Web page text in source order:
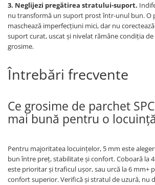
3. Neglijezi pregătirea stratului-suport.
nu transformă un suport prost într-unul bun. O
maschează imperfecțiuni mici, dar nu
suport curat, uscat și nivelat rămâne condiția
grosime.
Întrebări frecvente
Ce grosime de parchet
mai bună pentru o
Pentru majoritatea locuințelor, 5 mm este
bun între preț, stabilitate și confort. Coboară la
este prioritar și traficul ușor, sau urcă la 6 mm+
confort superior. Verifică și stratul de uzură, nu